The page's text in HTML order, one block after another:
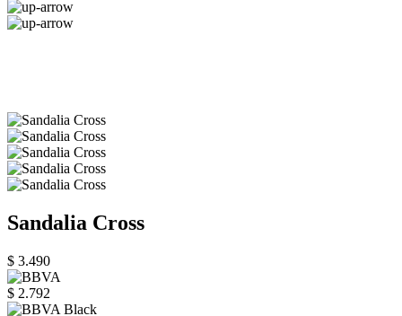
Sandalia Cross
$ 3.490
$ 2.792